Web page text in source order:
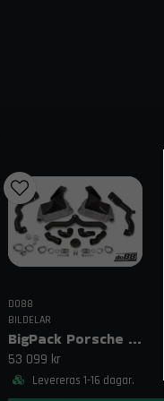
DO88
BILDELAR
BigPack Porsche 911 Turbo (997.1) Svart – Komplett intercoolerkit
53 099 kr
Levereras 1-16 dagar.